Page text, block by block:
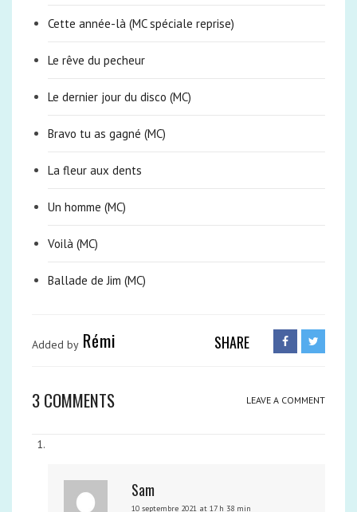
Cette année-là (MC spéciale reprise)
Le rêve du pecheur
Le dernier jour du disco (MC)
Bravo tu as gagné (MC)
La fleur aux dents
Un homme (MC)
Voilà (MC)
Ballade de Jim (MC)
Added by Rémi SHARE
3 COMMENTS LEAVE A COMMENT
Sam
10 septembre 2021 at 17 h 38 min